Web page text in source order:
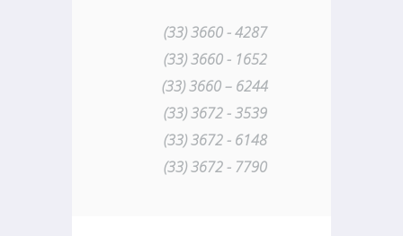
(33) 3660 - 4287
(33) 3660 - 1652
(33) 3660 – 6244
(33) 3672 - 3539
(33) 3672 - 6148
(33) 3672 - 7790